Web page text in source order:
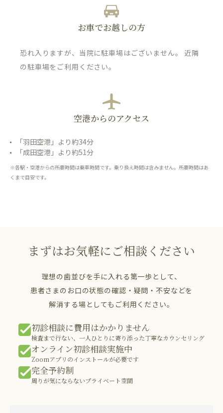
お車でお越しの方
恐れ入りますが、当院に駐車場はございません。 近隣
の駐車場をご利用ください。
空港からのアクセス
「羽田空港」より約34分
「成田空港」より約51分
※各駅・空港からの所要時間は乗車時間です。乗り換え時間は含みません。所要時間はあ
くまで目安です。
まずはお気軽にご相談ください
理想の歯並びを手に入れる第一歩として、
患者さまのお口の状態の確認・疑問・不安などを
解消する場としてもご利用ください。
初診相談に費用はかかりません
検査まで行ない、一人ひとりに寄り添った丁寧なカウンセリング
オンライン初診相談実施中
Zoomアプリのインストールが必要です
完全予約制
周りが気にならないプライベート空間